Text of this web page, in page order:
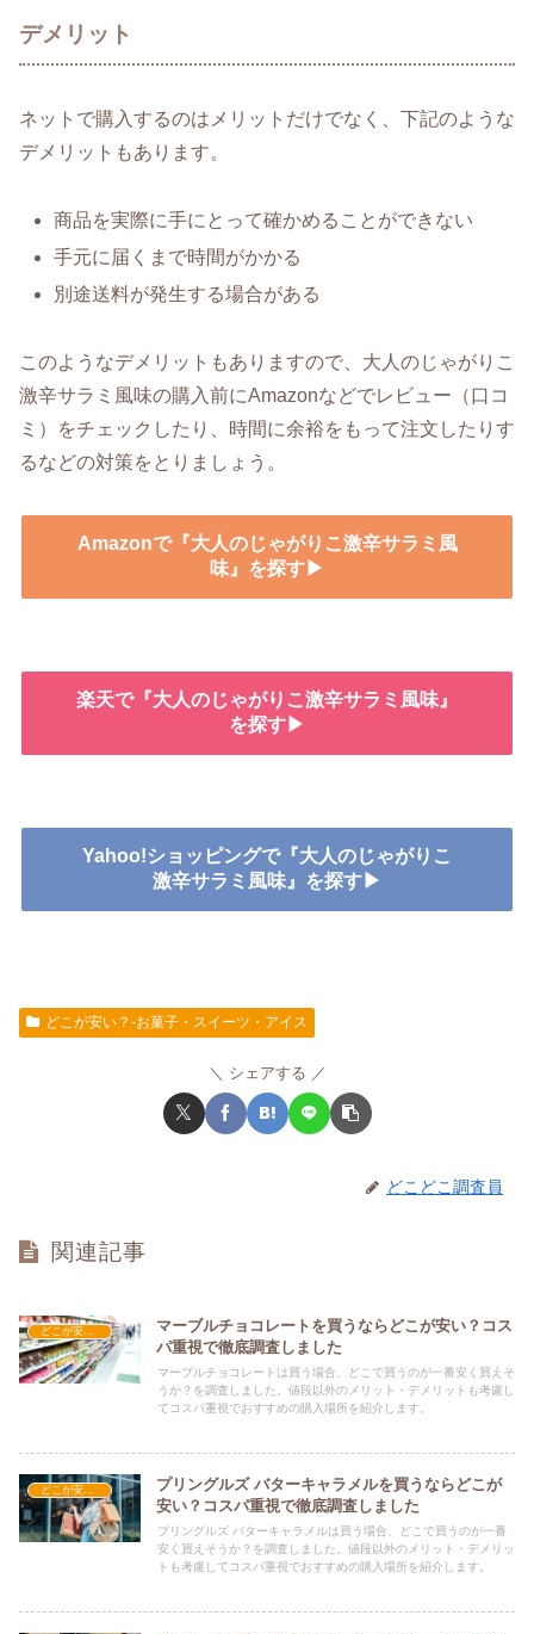
デメリット
ネットで購入するのはメリットだけでなく、下記のような
デメリットもあります。
商品を実際に手にとって確かめることができない
手元に届くまで時間がかかる
別途送料が発生する場合がある
このようなデメリットもありますので、大人のじゃがりこ
激辛サラミ風味の購入前にAmazonなどでレビュー（口コ
ミ）をチェックしたり、時間に余裕をもって注文したりす
るなどの対策をとりましょう。
Amazonで『大人のじゃがりこ激辛サラミ風
味』を探す▶
楽天で『大人のじゃがりこ激辛サラミ風味』
を探す▶
Yahoo!ショッピングで『大人のじゃがりこ
激辛サラミ風味』を探す▶
どこが安い？-お菓子・スイーツ・アイス
シェアする
どこどこ調査員
関連記事
どこが安い？-お菓子・スイーツ・アイス
マーブルチョコレートを買うならどこが安い？コス
パ重視で徹底調査しました
マーブルチョコレートは買う場合、どこで買うのが一番安く買えそ
うか？を調査しました。値段以外のメリット・デメリットも考慮し
てコスパ重視でおすすめの購入場所を紹介します。
どこが安い？-お菓子・スイーツ・アイス
プリングルズ バターキャラメルを買うならどこが
安い？コスパ重視で徹底調査しました
プリングルズ バターキャラメルは買う場合、どこで買うのが一番
安く買えそうか？を調査しました。値段以外のメリット・デメリッ
トも考慮してコスパ重視でおすすめの購入場所を紹介します。